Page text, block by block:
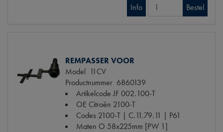
Info Bestel
REMPASSER VOOR
Model 11CV
Productnummer 6860139
Artikelcode JF002.100-T
OE Citroën 2100-T
Codes 2100-T | C.11.79.11 | P61
Maten O 58x225mm [PW 1]